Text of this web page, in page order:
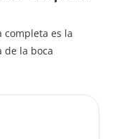
completa es la
la boca